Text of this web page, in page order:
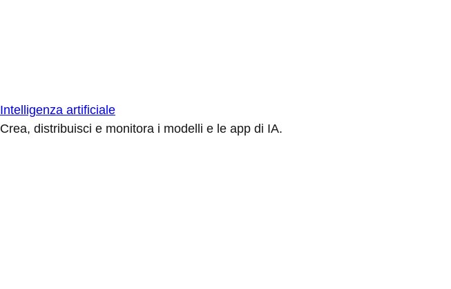
Intelligenza artificiale
Crea, distribuisci e monitora i modelli e le app di IA.